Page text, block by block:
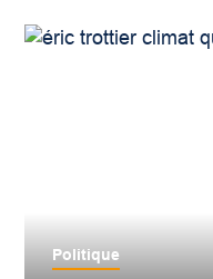
Politique